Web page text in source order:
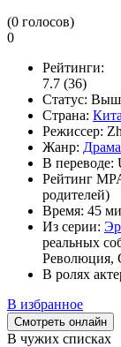
(0 голосов)
0
Рейтинги:
7.7 (36)
Статус:
Страна:
Режиссер:
Жанр: Драма
В переводе:
Рейтинг
родителей)
Время: 45
Из серии:
реальных
Революция,
В ролях
В избранное
Смотреть онлайн
В чужих списках